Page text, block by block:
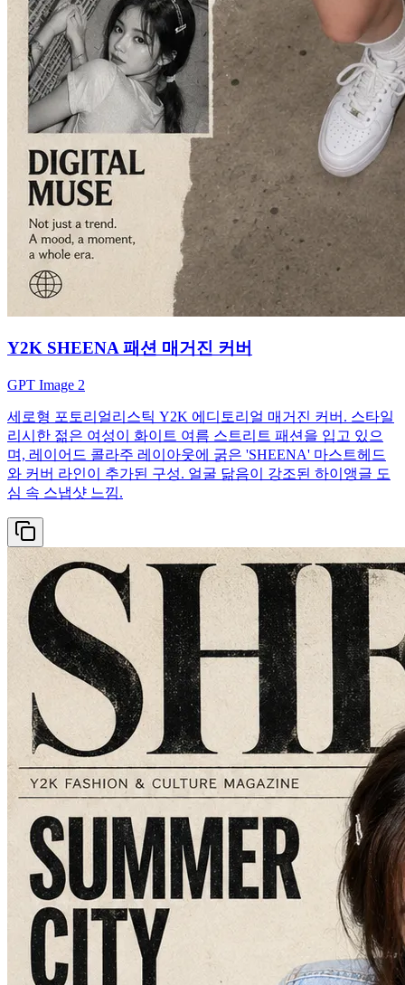
Y2K SHEENA 패션 매거진 커버
GPT Image 2
세로형 포토리얼리스틱 Y2K 에디토리얼 매거진 커버. 스타일
리시한 젊은 여성이 화이트 여름 스트리트 패션을 입고 있으
며, 레이어드 콜라주 레이아웃에 굵은 'SHEENA' 마스트헤드
와 커버 라인이 추가된 구성. 얼굴 닮음이 강조된 하이앵글 도
심 속 스냅샷 느낌.